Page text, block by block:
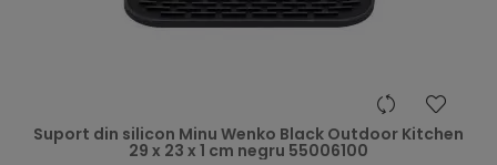
Suport din silicon Minu Wenko Black Outdoor Kitchen
29 x 23 x 1 cm negru 55006100